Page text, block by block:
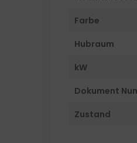
Farbe
Hubraum
kW
Dokument
Zustand